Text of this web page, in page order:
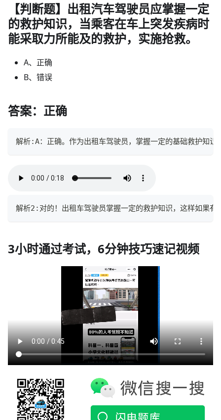
【判断题】出租汽车驾驶员应掌握一定
的救护知识，当乘客在车上突发疾病时
能采取力所能及的救护，实施抢救。
A、正确
B、错误
答案：正确
解析:A：正确。作为出租车驾驶员，掌握一定的基础救护知
解析2:对的！出租车驾驶员掌握一定的救护知识，这样如果有
3小时通过考试，6分钟技巧速记视频